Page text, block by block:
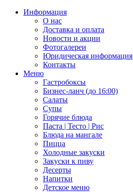
Информация
О нас
Доставка и оплата
Новости и акции
Фотогалереи
Юридическая информация
Контакты
Меню
Гастробоксы
Бизнес-ланч (до 16:00)
Салаты
Супы
Горячие блюда
Паста | Тесто | Рис
Блюда на мангале
Пицца
Холодные закуски
Закуски к пиву
Десерты
Напитки
Детское меню